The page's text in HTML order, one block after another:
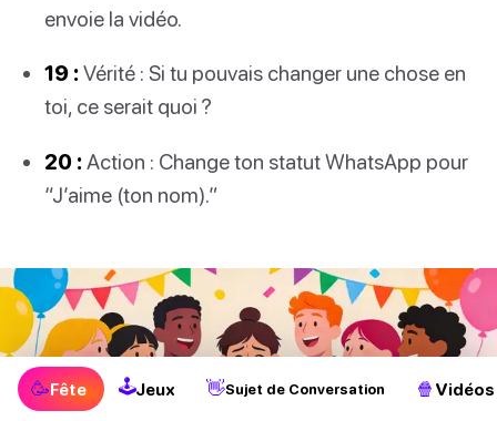
envoie la vidéo.
19 : Vérité : Si tu pouvais changer une chose en
toi, ce serait quoi ?
20 : Action : Change ton statut WhatsApp pour
“J’aime (ton nom).”
🥳Fête 🕹Jeux 👋Sujet de Conversation 🍿 Vidéos